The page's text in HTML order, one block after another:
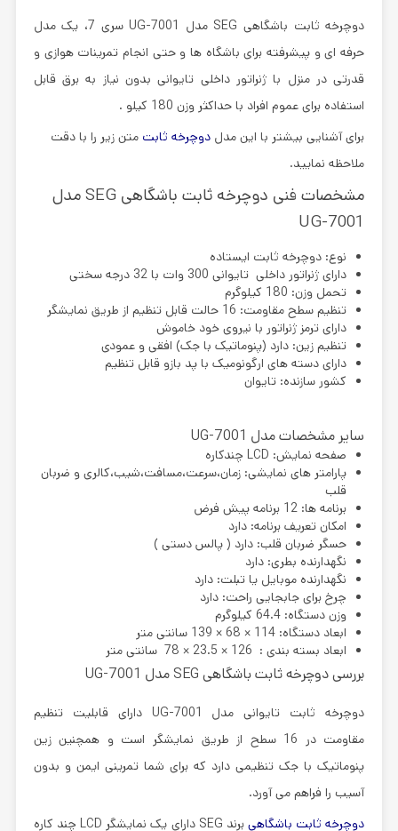
دوچرخه ثابت باشگاهی SEG مدل UG-7001
سری 7، یک مدل
حرفه ای و پیشرفته برای باشگاه ها و حتی انجام تمرینات هوازی و
قدرتی در منزل با ژنراتور داخلی تایوانی بدون نیاز به برق قابل
استفاده برای عموم افراد با حداکثر وزن 180 کیلو .
برای آشنایی بیشتر با این مدل دوچرخه ثابت متن زیر را با دقت
ملاحظه نمایید.
مشخصات فنی دوچرخه ثابت باشگاهی SEG مدل
UG-7001
نوع: دوچرخه ثابت ایستاده
دارای ژنراتور داخلی تایوانی 300 وات با 32 درجه سختی
تحمل وزن: 180 کیلوگرم
تنظیم سطح مقاومت: 16 حالت قابل تنظیم از طریق نمایشگر
دارای ترمز ژنراتور با نیروی خود خاموش
تنظیم زین: دارد (پنوماتیک با جک) افقی و عمودی
دارای دسته های ارگونومیک با پد بازو قابل تنظیم
کشور سازنده: تایوان
سایر مشخصات مدل UG-7001
صفحه نمایش: LCD چندکاره
پارامتر های نمایشی: زمان،سرعت،مسافت،شیب،کالری و ضربان
قلب
برنامه ها: 12 برنامه پیش فرض
امکان تعریف برنامه: دارد
حسگر ضربان قلب: دارد ( پالس دستی )
نگهدارنده بطری: دارد
نگهدارنده موبایل یا تبلت: دارد
چرخ برای جابجایی راحت: دارد
وزن دستگاه: 64.4 کیلوگرم
ابعاد دستگاه: 114 × 68 × 139 سانتی متر
ابعاد بسته بندی : 126 × 23.5 × 78 سانتی متر
بررسی دوچرخه ثابت باشگاهی SEG مدل UG-7001
دوچرخه ثابت تایوانی مدل UG-7001 دارای قابلیت تنظیم
مقاومت در 16 سطح از طریق نمایشگر است و همچنین زین
پنوماتیک با جک تنظیمی دارد که برای شما تمرینی ایمن و بدون
آسیب را فراهم می آورد.
دوچرخه ثابت باشگاهی
برند SEG دارای یک نمایشگر LCD چند کاره